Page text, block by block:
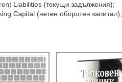
Liabilities (текущи задължения);
Capital (нетен оборотен капитал);